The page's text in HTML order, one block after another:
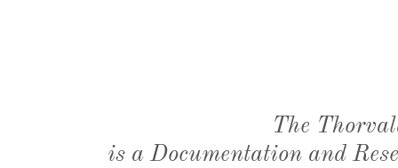
The
is a Documentation and